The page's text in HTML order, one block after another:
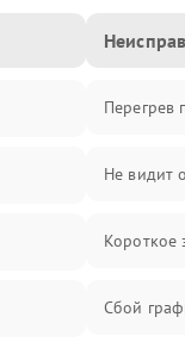
Перегрев
Не видит
Короткое
Сбой